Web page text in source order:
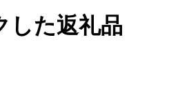
した返礼品